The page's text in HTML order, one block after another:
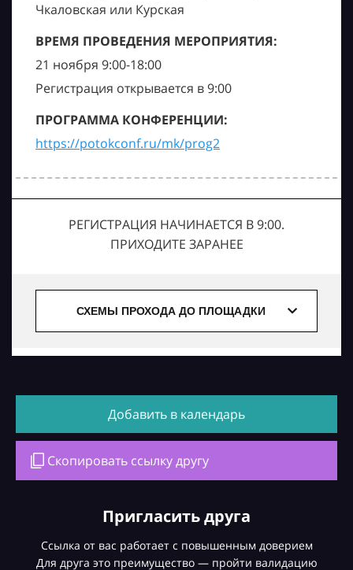
Чкаловская или Курская
ВРЕМЯ ПРОВЕДЕНИЯ МЕРОПРИЯТИЯ:
21 ноября 9:00-18:00
Регистрация открывается в 9:00
ПРОГРАММА КОНФЕРЕНЦИИ:
https://potokconf.ru/mk/prog2
РЕГИСТРАЦИЯ НАЧИНАЕТСЯ В 9:00.
ПРИХОДИТЕ ЗАРАНЕЕ
СХЕМЫ ПРОХОДА ДО ПЛОЩАДКИ
Добавить в календарь
Скопировать ссылку другу
Пригласить друга
Ссылка от вас работает с повышенным доверием
Для друга это преимущество — пройти валидацию